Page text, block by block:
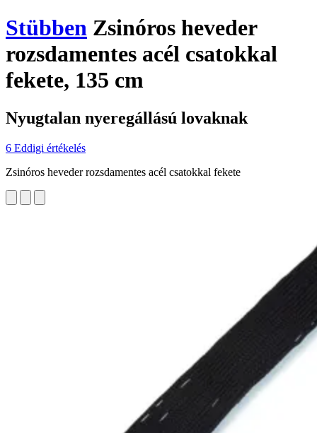
Stübben Zsinóros heveder
rozsdamentes acél csatokkal
fekete, 135 cm
Nyugtalan nyeregállású lovaknak
6 Eddigi értékelés
Zsinóros heveder rozsdamentes acél csatokkal fekete